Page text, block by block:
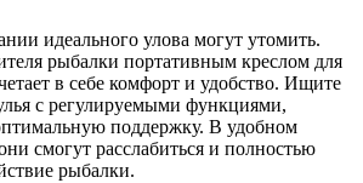
идеального улова могут утомить.
рыбалки портативным креслом для
в себе комфорт и удобство. Ищите
с регулируемыми функциями,
поддержку. В удобном
смогут расслабиться и полностью
рыбалки.